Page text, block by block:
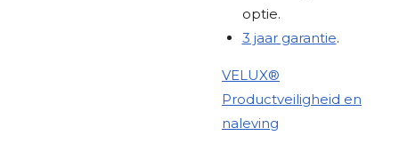
optie.
3 jaar garantie.
VELUX®
Productveiligheid en
naleving